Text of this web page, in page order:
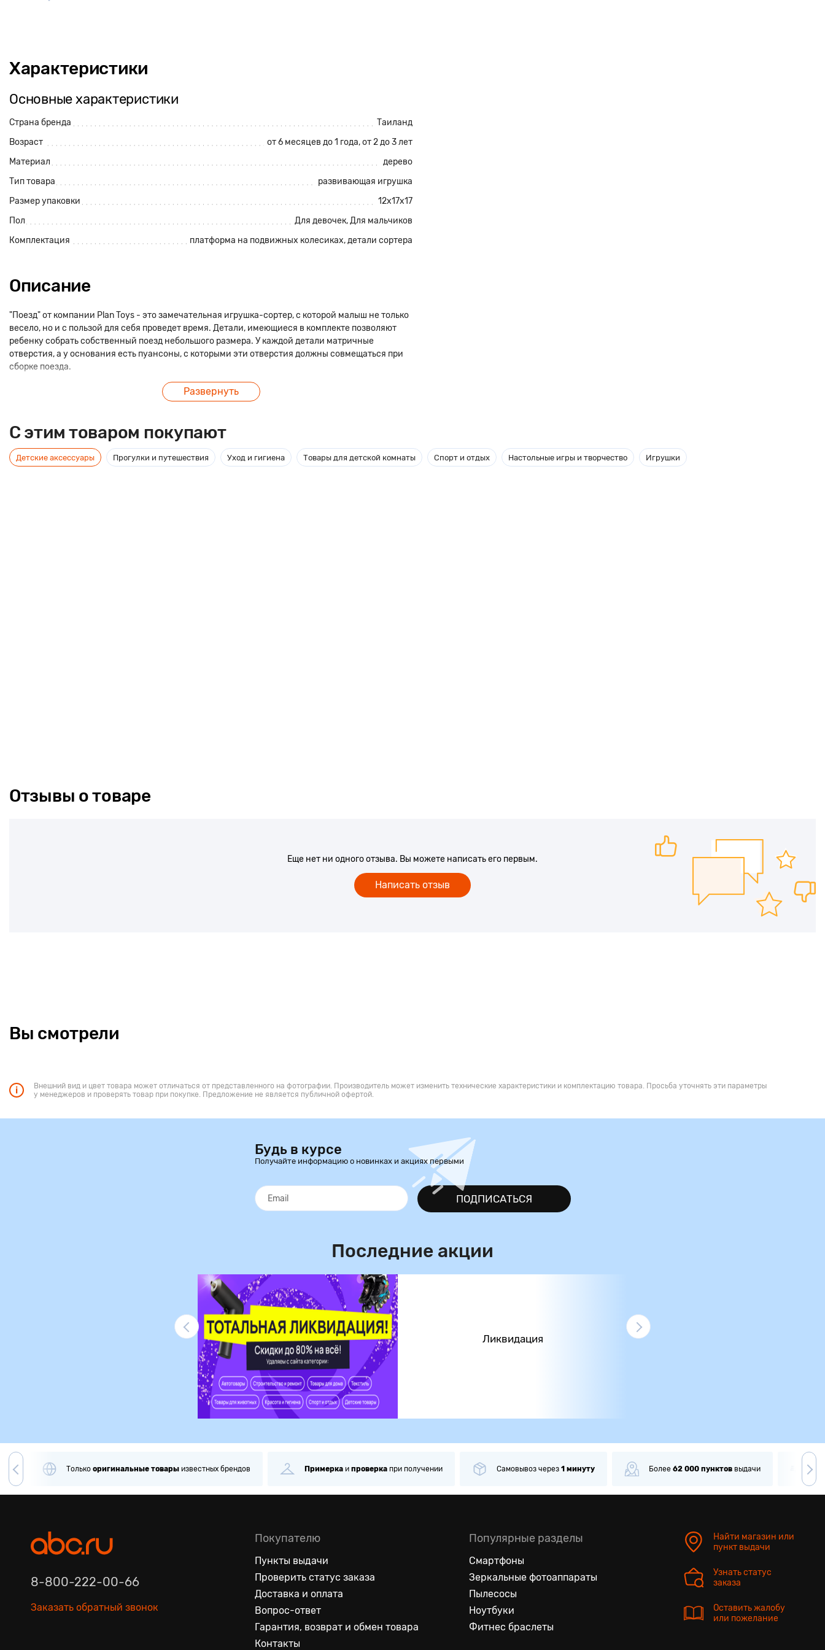
Характеристики
Основные характеристики
Страна бренда
Таиланд
Возраст
от 6 месяцев до 1 года, от 2 до 3 лет
Материал
дерево
Тип товара
развивающая игрушка
Размер упаковки
12х17х17
Пол
Для девочек, Для мальчиков
Комплектация
платформа на подвижных колесиках, детали сортера
Описание
"Поезд" от компании Plan Toys - это замечательная игрушка-сортер, с которой малыш не только
весело, но и с пользой для себя проведет время. Детали, имеющиеся в комплекте позволяют
ребенку собрать собственный поезд небольшого размера. У каждой детали матричные
отверстия, а у основания есть пуансоны, с которыми эти отверстия должны совмещаться при
сборке поезда.
Игра с конструктором даёт малышу понятия о форме, цвете, развивает мелкую моторику рук,
Сортер Поезд полностью изготовлен из натурального материала - древесины. Все детали
отлично обработаны, отшлифованы и безопасны для игры детям.
Развернуть
C этим товаром покупают
Детские аксессуары Прогулки и путешествия Уход и гигиена Товары для детской комнаты Спорт и отдых Настольные игры и творчество Игрушки
Отзывы о товаре
Еще нет ни одного отзыва. Вы можете написать его первым.
Написать отзыв
Вы смотрели
Внешний вид и цвет товара может отличаться от представленного на фотографии. Производитель может изменить технические характеристики и комплектацию товара. Просьба уточнять эти параметры
у менеджеров и проверять товар при покупке. Предложение не является публичной офертой.
Будь в курсе
Получайте информацию о новинках и акциях первыми
ПОДПИСАТЬСЯ
Последние акции
Ликвидация
товарыизвестных брендов Примеркаипроверка при получении Самовывозчерез 1 минуту Более62 000 пунктоввыдачи Доставкаот 90 мин
8-800-222-00-66
Заказать обратный звонок
Покупателю
Пункты выдачи
Проверить статус заказа
Доставка и оплата
Вопрос-ответ
Гарантия, возврат и обмен товара
Контакты
Популярные разделы
Смартфоны
Зеркальные фотоаппараты
Пылесосы
Ноутбуки
Фитнес браслеты
Найти магазин или
пункт выдачи
Узнать статус
заказа
Оставить жалобу
или пожелание